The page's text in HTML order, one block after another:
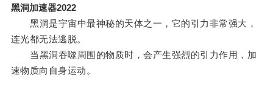
黑洞加速器2022
黑洞是宇宙中最神秘的天体之一，它的引力非常强大，
连光都无法逃脱。
当黑洞吞噬周围的物质时，会产生强烈的引力作用，加
速物质向自身运动。